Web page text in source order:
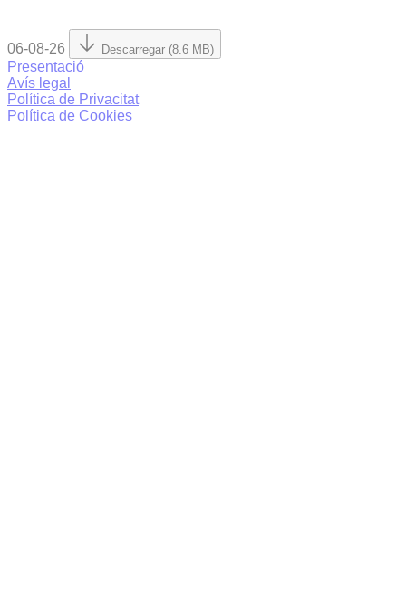
06-08-26 Descarregar (8.6 MB)
Presentació
Avís legal
Política de Privacitat
Política de Cookies